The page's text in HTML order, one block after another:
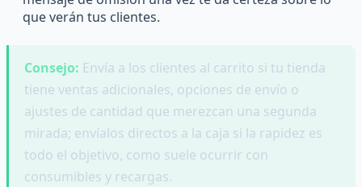
que verán tus clientes.
Consejo: Envía a los clientes al carrito si tu tienda
tiene ventas adicionales, opciones de envío o
ajustes de cantidad que merezcan una segunda
mirada; envíalos directos a la caja si la rapidez es
todo el objetivo, como suele ocurrir con
consumibles y recargas.